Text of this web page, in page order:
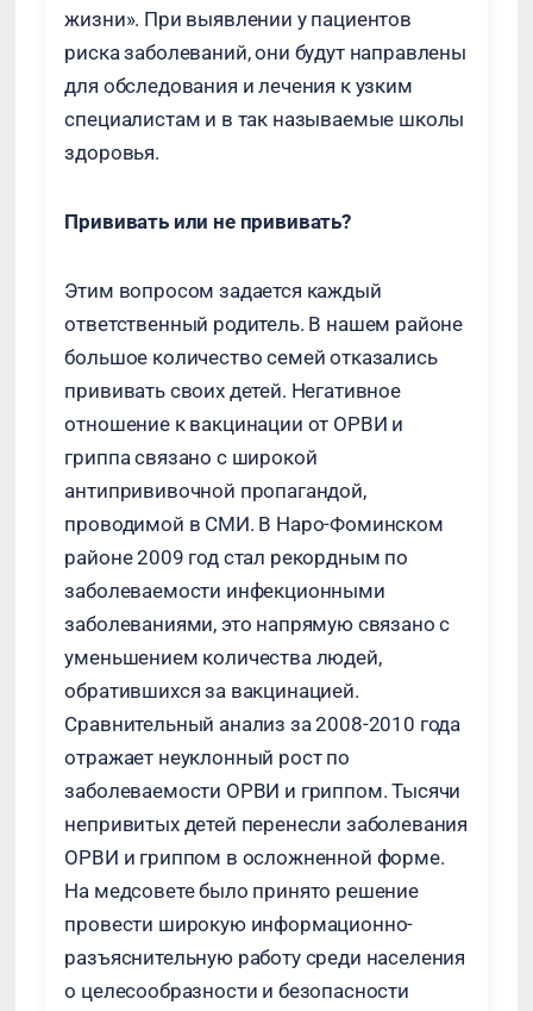
жизни». При выявлении у пациентов
риска заболеваний, они будут направлены
для обследования и лечения к узким
специалистам и в так называемые школы
здоровья.
Прививать или не прививать?
Этим вопросом задается каждый
ответственный родитель. В нашем районе
большое количество семей отказались
прививать своих детей. Негативное
отношение к вакцинации от ОРВИ и
гриппа связано с широкой
антипрививочной пропагандой,
проводимой в СМИ. В Наро-Фоминском
районе 2009 год стал рекордным по
заболеваемости инфекционными
заболеваниями, это напрямую связано с
уменьшением количества людей,
обратившихся за вакцинацией.
Сравнительный анализ за 2008-2010 года
отражает неуклонный рост по
заболеваемости ОРВИ и гриппом. Тысячи
непривитых детей перенесли заболевания
ОРВИ и гриппом в осложненной форме.
На медсовете было принято решение
провести широкую информационно-
разъяснительную работу среди населения
о целесообразности и безопасности